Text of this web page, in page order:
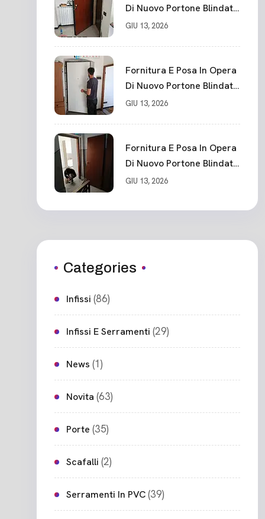
Di Nuovo Portone Blindato
La Spezia
GIU 13, 2026
Fornitura E Posa In Opera
Di Nuovo Portone Blindato
Classe 3 Sicurezza
GIU 13, 2026
Fornitura E Posa In Opera
Di Nuovo Portone Blindato
Ceparana
GIU 13, 2026
Categories
Infissi (86)
Infissi E Serramenti (29)
News (1)
Novita (63)
Porte (35)
Scafalli (2)
Serramenti In PVC(39)